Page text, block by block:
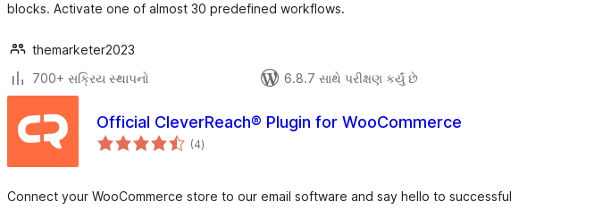
blocks. Activate one of almost 30 predefined workflows.
themarketer2023
700+ સક્રિય સ્થાપનો
6.8.7 સાથે પરીક્ષણ કર્યું છે
Official CleverReach® Plugin for WooCommerce
(4કુલ
રેટિંગ્સ
)
Connect your WooCommerce store to our email software and say hello to successful